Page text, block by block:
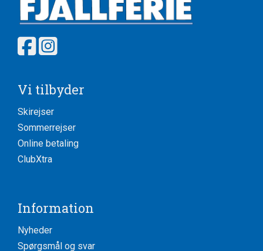
Vi tilbyder
Skirejser
Sommerrejser
Online betaling
ClubXtra
Information
Nyheder
Spørgsmål og svar